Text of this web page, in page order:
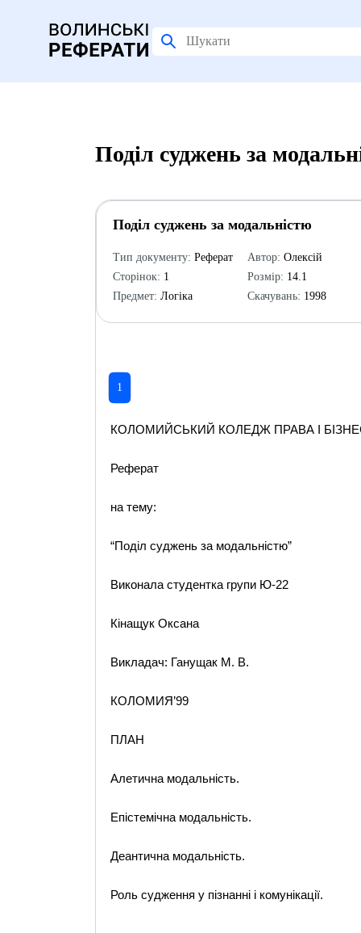
Поділ суджень за
Поділ суджень за модальністю
Тип документу: Реферат
Сторінок: 1
Предмет: Логіка
Автор: Олексій
Розмір: 14.1
Скачувань: 1998
1
КОЛОМИЙСЬКИЙ КОЛЕДЖ ПРАВА І
Реферат
на тему:
“Поділ суджень за модальністю”
Виконала студентка групи Ю-22
Кінащук Оксана
Викладач: Ганущак М. В.
КОЛОМИЯ’99
ПЛАН
Алетична модальність.
Епістемічна модальність.
Деантична модальність.
Роль судження у пізнанні і комунікації.